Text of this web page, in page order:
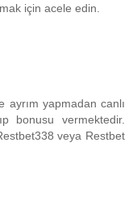
için acele edin.
ayrım yapmadan canlı
bonusu vermektedir.
veya Restbet